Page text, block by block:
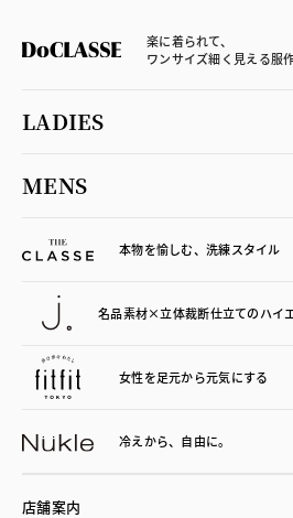
楽に着られて、
ワンサイズ細く見える服
LADIES
MENS
本物を愉しむ、洗練スタイル
名品素材×立体裁断仕立てのハイ
女性を足元から元気にする
冷えから、 自由に。
店舗案内